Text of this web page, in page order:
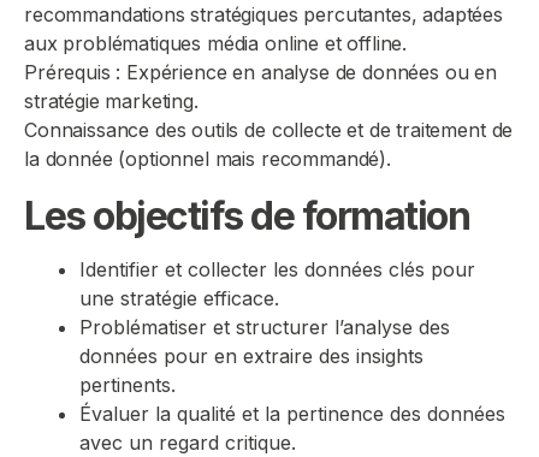
recommandations stratégiques percutantes, adaptées
aux problématiques média online et offline.
Prérequis : Expérience en analyse de données ou en
stratégie marketing.
Connaissance des outils de collecte et de traitement de
la donnée (optionnel mais recommandé).
Les objectifs de formation
Identifier et collecter les données clés pour
une stratégie efficace.
Problématiser et structurer l’analyse des
données pour en extraire des insights
pertinents.
Évaluer la qualité et la pertinence des données
avec un regard critique.